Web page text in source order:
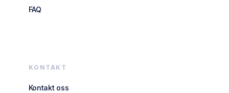
FAQ
KONTAKT
Kontakt oss